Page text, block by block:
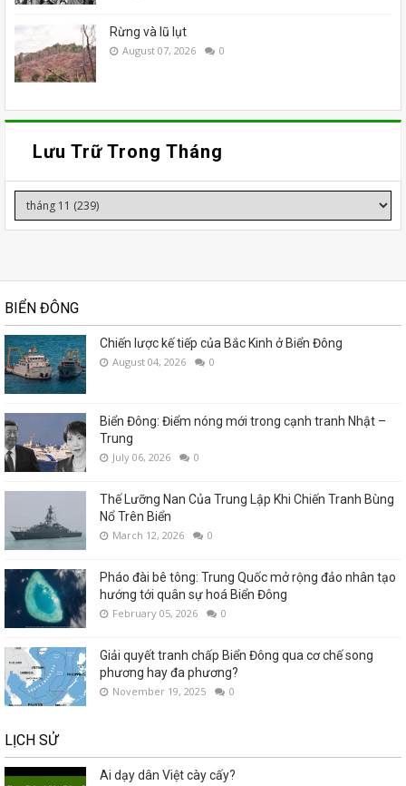
Rừng và lũ lụt
August 07, 2026 0
Lưu Trữ Trong Tháng
BIỂN ĐÔNG
Chiến lược kế tiếp của Bắc Kinh ở Biển Đông
August 04, 2026 0
Biển Đông: Điểm nóng mới trong cạnh tranh Nhật –
Trung
July 06, 2026 0
Thế Lưỡng Nan Của Trung Lập Khi Chiến Tranh Bùng
Nổ Trên Biển
March 12, 2026 0
Pháo đài bê tông: Trung Quốc mở rộng đảo nhân tạo
hướng tới quân sự hoá Biển Đông
February 05, 2026 0
Giải quyết tranh chấp Biển Đông qua cơ chế song
phương hay đa phương?
November 19, 2025 0
LỊCH SỬ
Ai dạy dân Việt cày cấy?